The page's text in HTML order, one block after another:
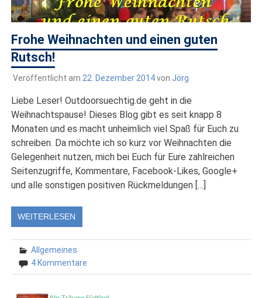
Frohe Weihnachten und einen guten
Rutsch!
Veröffentlicht am 22. Dezember 2014von Jörg
Liebe Leser! Outdoorsuechtig.de geht in die
Weihnachtspause! Dieses Blog gibt es seit knapp 8
Monaten und es macht unheimlich viel Spaß für Euch zu
schreiben. Da möchte ich so kurz vor Weihnachten die
Gelegenheit nutzen, mich bei Euch für Eure zahlreichen
Seitenzugriffe, Kommentare, Facebook-Likes, Google+
und alle sonstigen positiven Rückmeldungen […]
WEITERLESEN
Allgemeines
4 Kommentare